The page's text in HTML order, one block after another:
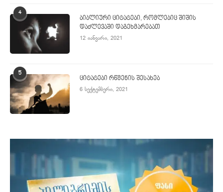
4
ბიბლიური ციტატები, რომლებიც შიშის
დაძლევაში დაგეხმარებათ
12 იანვარი, 2021
5
ციტატები რწმენის შესახებ
6 სექტემბერი, 2021